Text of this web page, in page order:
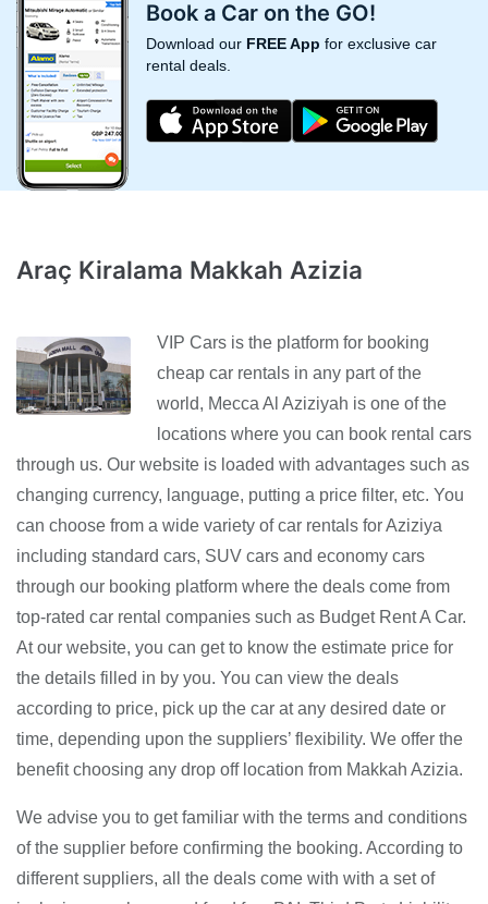
Book a Car on the GO!
Download our FREE App for exclusive car
rental deals.
Araç Kiralama Makkah Azizia
VIP Cars is the platform for booking
cheap car rentals in any part of the
world, Mecca Al Aziziyah is one of the
locations where you can book rental cars
through us. Our website is loaded with advantages such as
changing currency, language, putting a price filter, etc. You
can choose from a wide variety of car rentals for Aziziya
including standard cars, SUV cars and economy cars
through our booking platform where the deals come from
top-rated car rental companies such as Budget Rent A Car.
At our website, you can get to know the estimate price for
the details filled in by you. You can view the deals
according to price, pick up the car at any desired date or
time, depending upon the suppliers’ flexibility. We offer the
benefit choosing any drop off location from Makkah Azizia.
We advise you to get familiar with the terms and conditions
of the supplier before confirming the booking. According to
different suppliers, all the deals come with with a set of